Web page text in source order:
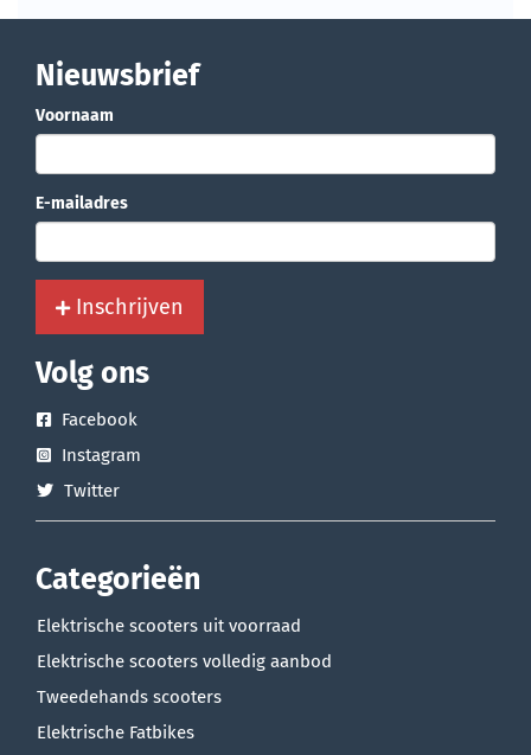
Nieuwsbrief
Voornaam
E-mailadres
Inschrijven
Volg ons
Facebook
Instagram
Twitter
Categorieën
Elektrische scooters uit voorraad
Elektrische scooters volledig aanbod
Tweedehands scooters
Elektrische Fatbikes